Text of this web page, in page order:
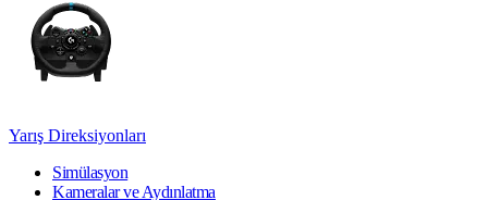
Yarış Direksiyonları
Simülasyon
Kameralar ve Aydınlatma